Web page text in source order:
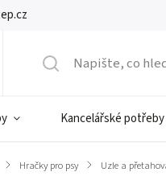
Kancelářské potřeby
/ Hračky pro psy / Uzle a